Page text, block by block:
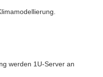
werden 1U-Server an